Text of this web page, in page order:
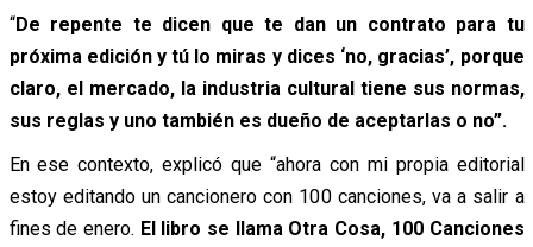
“De repente te dicen que te dan un contrato para tu
próxima edición y tú lo miras y dices ‘no, gracias’, porque
claro, el mercado, la industria cultural tiene sus normas,
sus reglas y uno también es dueño de aceptarlas o no”.
En ese contexto, explicó que “ahora con mi propia editorial
estoy editando un cancionero con 100 canciones, va a salir a
fines de enero. El libro se llama Otra Cosa, 100 Canciones